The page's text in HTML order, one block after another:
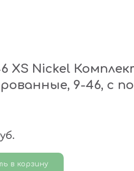
XS Nickel
9-46, с
в корзину